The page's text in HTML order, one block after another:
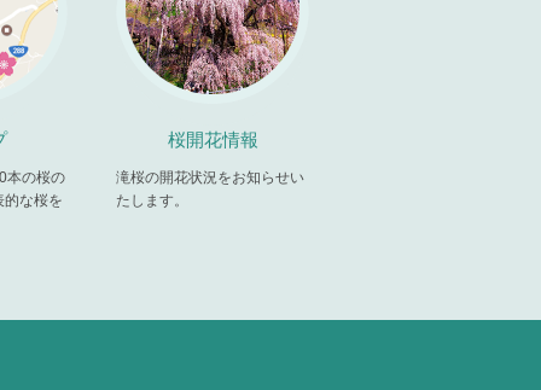
本の桜の
的な桜を
桜開花情報
滝桜の開花状況をお知らせい
たします。